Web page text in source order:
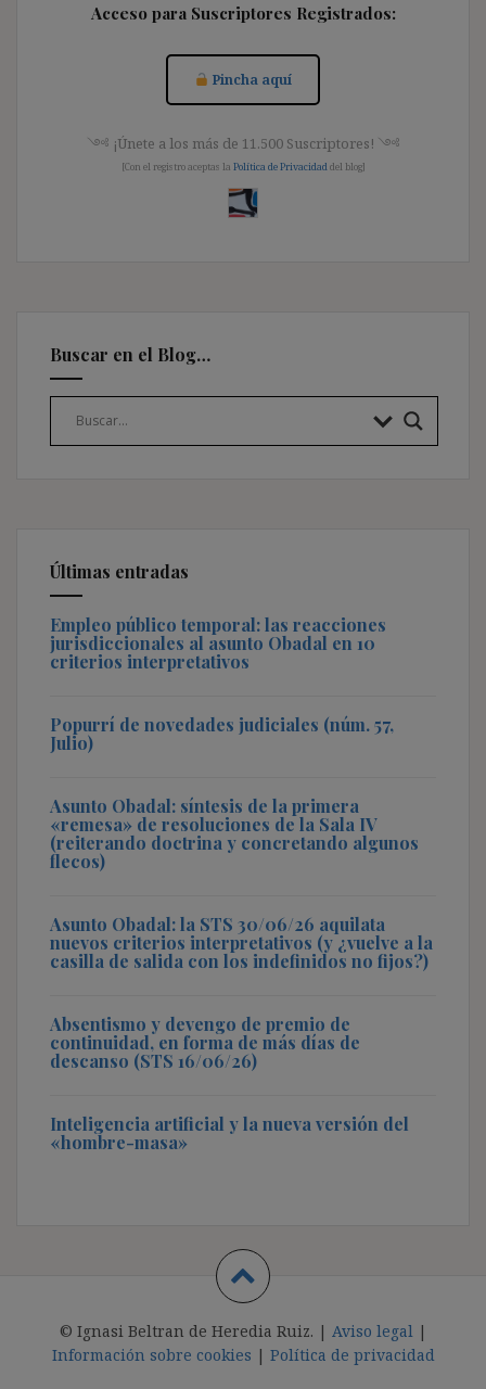
Acceso para Suscriptores Registrados:
Pincha aquí
༺ ¡Únete a los más de 11.500 Suscriptores! ༺
[Con el registro aceptas la Política de Privacidad del blog]
Buscar en el Blog…
Últimas entradas
Empleo público temporal: las reacciones
jurisdiccionales al asunto Obadal en 10
criterios interpretativos
Popurrí de novedades judiciales (núm. 57,
Julio)
Asunto Obadal: síntesis de la primera
«remesa» de resoluciones de la Sala IV
(reiterando doctrina y concretando algunos
flecos)
Asunto Obadal: la STS 30/06/26 aquilata
nuevos criterios interpretativos (y ¿vuelve a la
casilla de salida con los indefinidos no fijos?)
Absentismo y devengo de premio de
continuidad, en forma de más días de
descanso (STS 16/06/26)
Inteligencia artificial y la nueva versión del
«hombre-masa»
© Ignasi Beltran de Heredia Ruiz. | Aviso legal |
Información sobre cookies | Política de privacidad